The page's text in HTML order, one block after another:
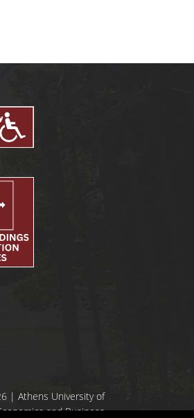
| Athens University of
and Business